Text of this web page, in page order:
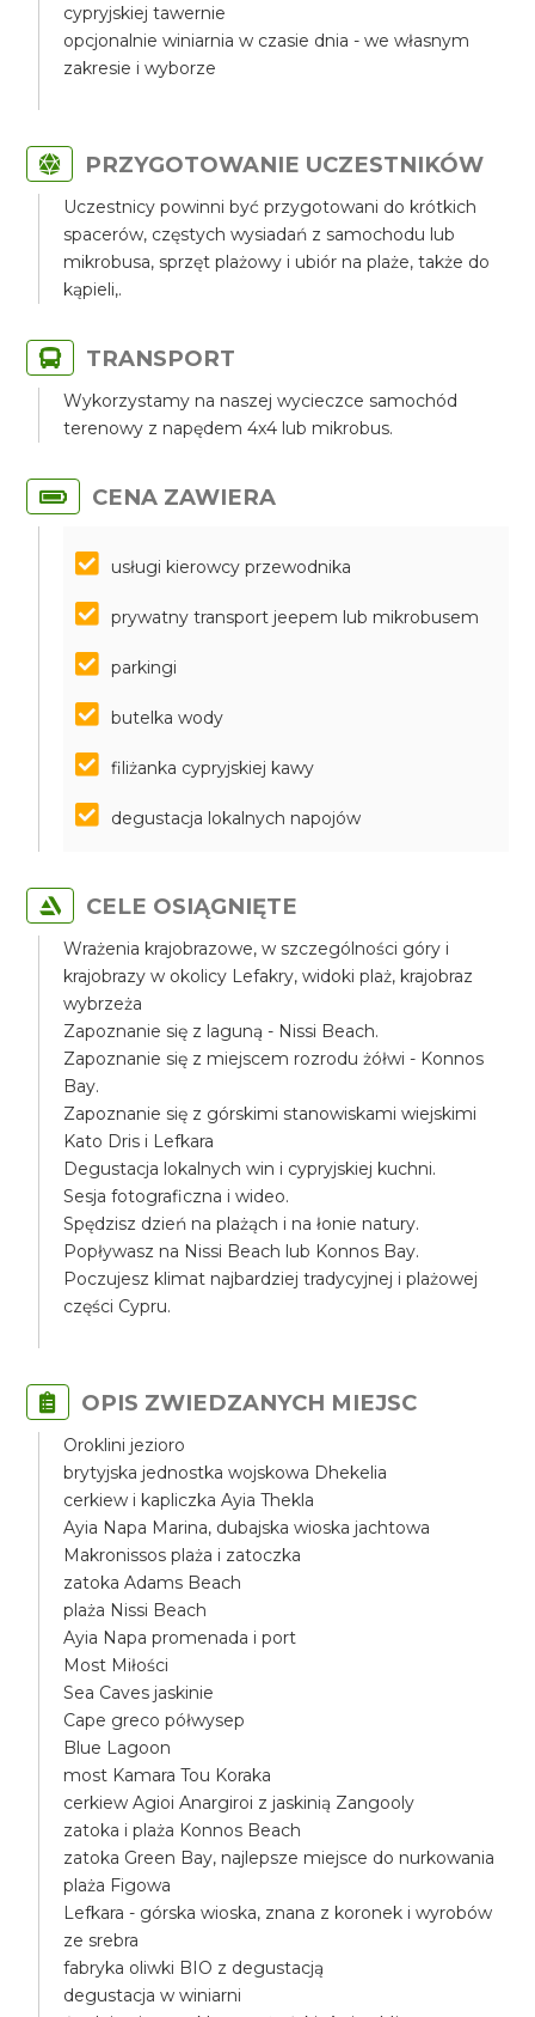
cypryjskiej tawernie
opcjonalnie winiarnia w czasie dnia - we własnym
zakresie i wyborze
PRZYGOTOWANIE UCZESTNIKÓW
Uczestnicy powinni być przygotowani do krótkich
spacerów, częstych wysiadań z samochodu lub
mikrobusa, sprzęt plażowy i ubiór na plaże, także do
kąpieli,.
TRANSPORT
Wykorzystamy na naszej wycieczce samochód
terenowy z napędem 4x4 lub mikrobus.
CENA ZAWIERA
usługi kierowcy przewodnika
prywatny transport jeepem lub mikrobusem
parkingi
butelka wody
filiżanka cypryjskiej kawy
degustacja lokalnych napojów
CELE OSIĄGNIĘTE
Wrażenia krajobrazowe, w szczególności góry i
krajobrazy w okolicy Lefakry, widoki plaż, krajobraz
wybrzeża
Zapoznanie się z laguną - Nissi Beach.
Zapoznanie się z miejscem rozrodu żółwi - Konnos
Bay.
Zapoznanie się z górskimi stanowiskami wiejskimi
Kato Dris i Lefkara
Degustacja lokalnych win i cypryjskiej kuchni.
Sesja fotograficzna i wideo.
Spędzisz dzień na plażąch i na łonie natury.
Popływasz na Nissi Beach lub Konnos Bay.
Poczujesz klimat najbardziej tradycyjnej i plażowej
części Cypru.
OPIS ZWIEDZANYCH MIEJSC
Oroklini jezioro
brytyjska jednostka wojskowa Dhekelia
cerkiew i kapliczka Ayia Thekla
Ayia Napa Marina, dubajska wioska jachtowa
Makronissos plaża i zatoczka
zatoka Adams Beach
plaża Nissi Beach
Ayia Napa promenada i port
Most Miłości
Sea Caves jaskinie
Cape greco półwysep
Blue Lagoon
most Kamara Tou Koraka
cerkiew Agioi Anargiroi z jaskinią Zangooly
zatoka i plaża Konnos Beach
zatoka Green Bay, najlepsze miejsce do nurkowania
plaża Figowa
Lefkara - górska wioska, znana z koronek i wyrobów
ze srebra
fabryka oliwki BIO z degustacją
degustacja w winiarni